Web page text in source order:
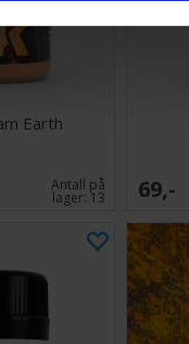
Earth
Antall på
lager: 13 69,-